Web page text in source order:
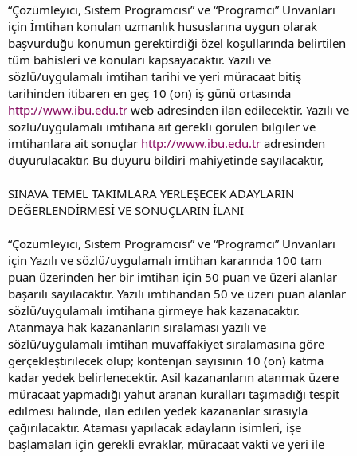
“Çözümleyici, Sistem Programcısı” ve “Programcı” Unvanları
için İmtihan konulan uzmanlık hususlarına uygun olarak
başvurduğu konumun gerektirdiği özel koşullarında belirtilen
tüm bahisleri ve konuları kapsayacaktır. Yazılı ve
sözlü/uygulamalı imtihan tarihi ve yeri müracaat bitiş
tarihinden itibaren en geç 10 (on) iş günü ortasında
http://www.ibu.edu.tr web adresinden ilan edilecektir. Yazılı ve
sözlü/uygulamalı imtihana ait gerekli görülen bilgiler ve
imtihanlara ait sonuçlar http://www.ibu.edu.tr adresinden
duyurulacaktır. Bu duyuru bildiri mahiyetinde sayılacaktır,
SINAVA TEMEL TAKIMLARA YERLEŞECEK ADAYLARIN
DEĞERLENDİRMESİ VE SONUÇLARIN İLANI
“Çözümleyici, Sistem Programcısı” ve “Programcı” Unvanları
için Yazılı ve sözlü/uygulamalı imtihan kararında 100 tam
puan üzerinden her bir imtihan için 50 puan ve üzeri alanlar
başarılı sayılacaktır. Yazılı imtihandan 50 ve üzeri puan alanlar
sözlü/uygulamalı imtihana girmeye hak kazanacaktır.
Atanmaya hak kazananların sıralaması yazılı ve
sözlü/uygulamalı imtihan muvaffakiyet sıralamasına göre
gerçekleştirilecek olup; kontenjan sayısının 10 (on) katma
kadar yedek belirlenecektir. Asil kazananların atanmak üzere
müracaat yapmadığı yahut aranan kuralları taşımadığı tespit
edilmesi halinde, ilan edilen yedek kazananlar sırasıyla
çağırılacaktır. Ataması yapılacak adayların isimleri, işe
başlamaları için gerekli evraklar, müracaat vakti ve yeri ile